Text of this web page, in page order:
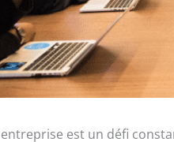
entreprise est un défi